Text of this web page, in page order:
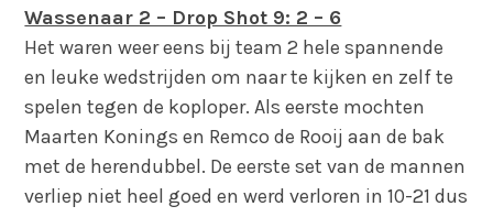
Wassenaar 2 – Drop Shot 9: 2 – 6
Het waren weer eens bij team 2 hele spannende
en leuke wedstrijden om naar te kijken en zelf te
spelen tegen de koploper. Als eerste mochten
Maarten Konings en Remco de Rooij aan de bak
met de herendubbel. De eerste set van de mannen
verliep niet heel goed en werd verloren in 10-21 dus